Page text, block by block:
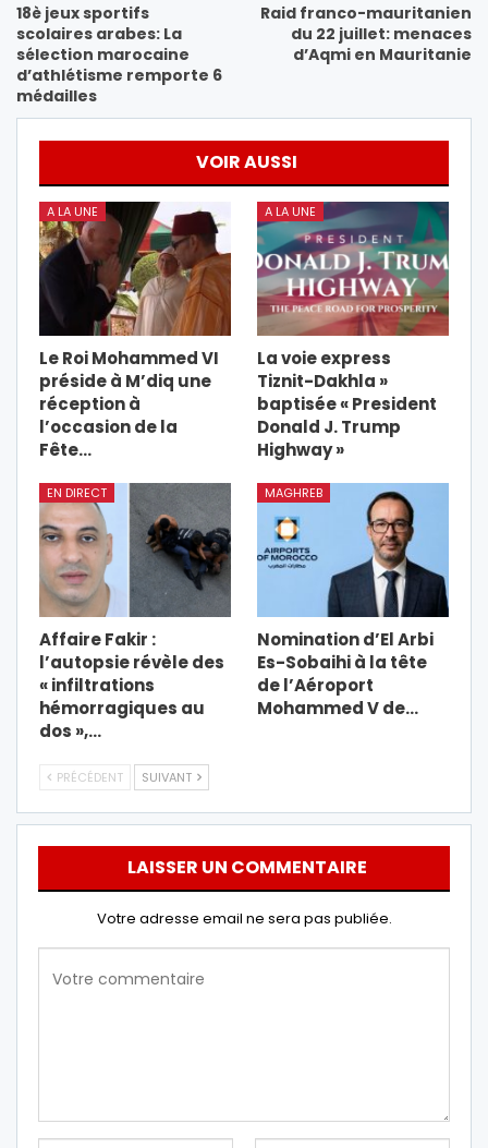
18è jeux sportifs
scolaires arabes: La
sélection marocaine
d’athlétisme remporte 6
médailles
Raid franco-mauritanien
du 22 juillet: menaces
d’Aqmi en Mauritanie
VOIR AUSSI
A LA UNE
Le Roi Mohammed VI
préside à M’diq une
réception à
l’occasion de la
Fête…
A LA UNE
La voie express
Tiznit-Dakhla »
baptisée « President
Donald J. Trump
Highway »
EN DIRECT
Affaire Fakir :
l’autopsie révèle des
« infiltrations
hémorragiques au
dos »,…
MAGHREB
Nomination d’El Arbi
Es-Sobaihi à la tête
de l’Aéroport
Mohammed V de…
PRÉCÉDENT SUIVANT
LAISSER UN COMMENTAIRE
Votre adresse email ne sera pas publiée.